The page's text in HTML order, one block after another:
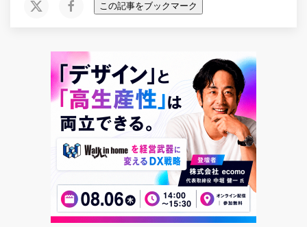
この記事をブックマーク